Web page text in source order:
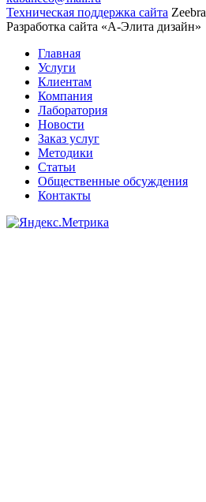
Техническая поддержка сайта Zeebra
Разработка сайта «А-Элита дизайн»
Главная
Услуги
Клиентам
Компания
Лаборатория
Новости
Заказ услуг
Методики
Статьи
Общественные обсуждения
Контакты